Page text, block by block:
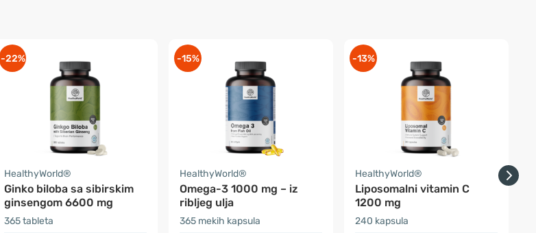
-22%
HealthyWorld®
Ginko biloba sa sibirskim
ginsengom 6600 mg
365 tableta
-15%
HealthyWorld®
Omega-3 1000 mg – iz
ribljeg ulja
365 mekih kapsula
-13%
HealthyWorld®
Liposomalni vitamin C
1200 mg
240 kapsula